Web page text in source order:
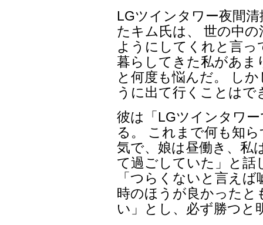
LGツインタワー夜間
たキム氏は、 世の中
ようにしてくれと言
暮らしてきた私があま
と何度も悩んだ。 し
うに出て行くことは
彼は「LGツインタワ
る。 これまで何も知
気で、娘は昼働き、私
て過ごしていた」と話
「つらくないと言え
時のほうが良かったと
い」とし、必ず勝つと